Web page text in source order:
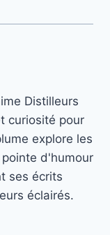
Distilleurs
curiosité pour
explore les
d'humour
ses écrits
éclairés.